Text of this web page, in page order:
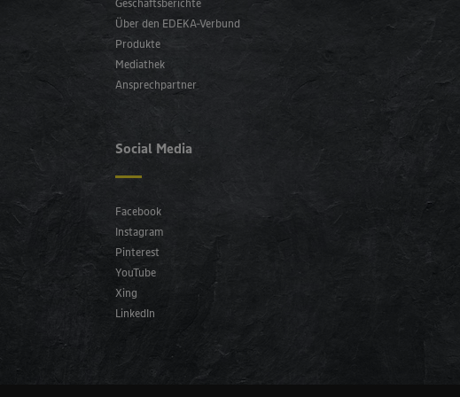
Über den EDEKA-Verbund
Produkte
Mediathek
Ansprechpartner
Social Media
Facebook
Instagram
Pinterest
YouTube
Xing
LinkedIn